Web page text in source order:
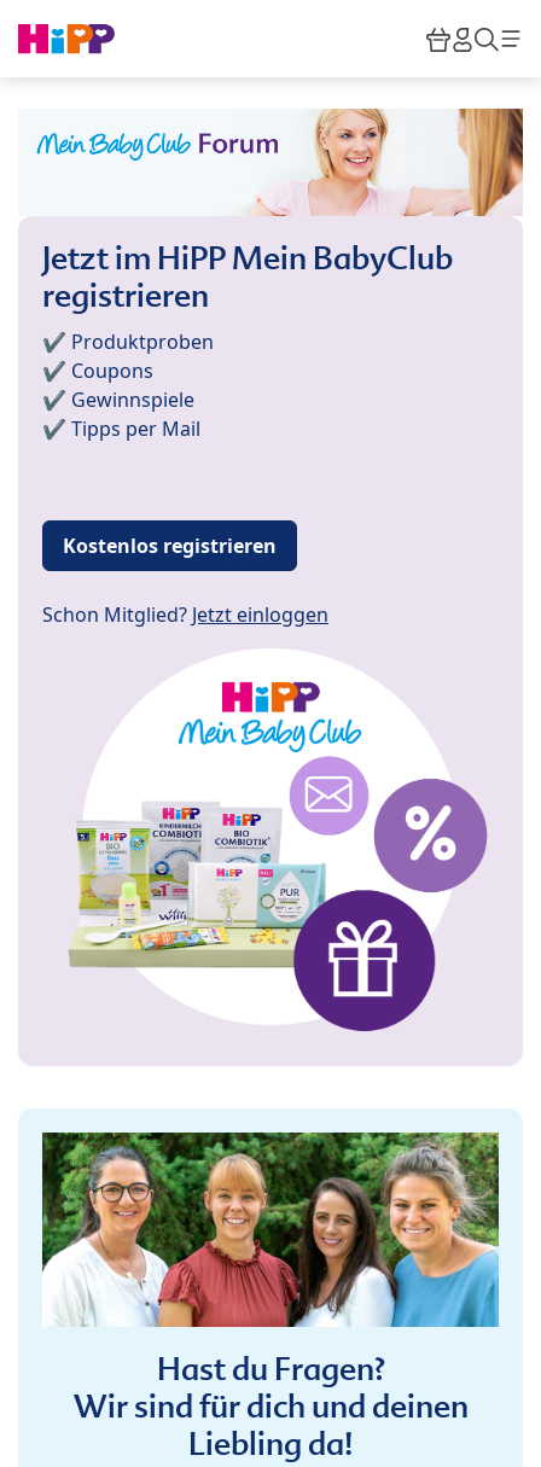
HiPP
Jetzt im HiPP Mein BabyClub
registrieren
✔️ Produktproben
✔️ Coupons
✔️ Gewinnspiele
✔️ Tipps per Mail
Kostenlos registrieren
Schon Mitglied? Jetzt einloggen
Hast du Fragen?
Wir sind für dich und deinen
Liebling da!